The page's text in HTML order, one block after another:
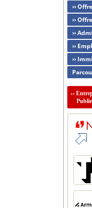
››
››
››
››
››
››